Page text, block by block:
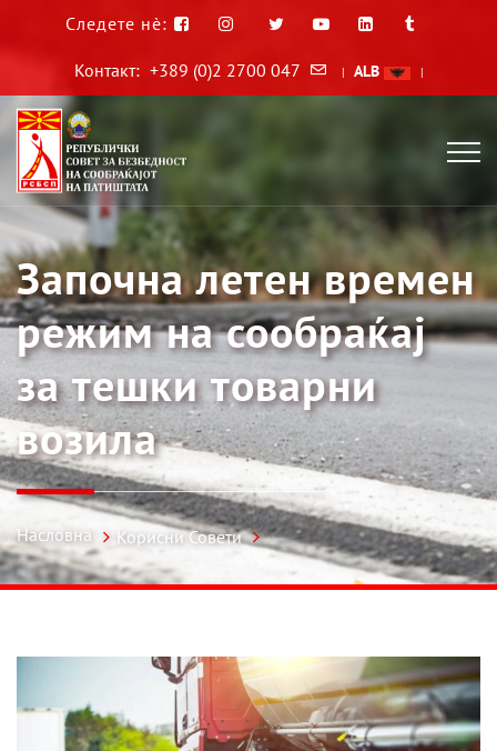
Следете нè:
Контакт: +389 (0)2 2700 047 | ALB |
Започна летен времен
режим на сообраќај
за тешки товарни
возила
Насловна Корисни Совети